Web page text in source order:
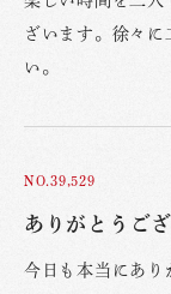
ざいます。徐々に
い。
NO.39,529
ありがとうご
今日も本当にあり